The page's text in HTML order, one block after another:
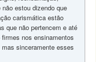
estou dizendo que
carismática estão
que não pertencem e até
nos ensinamentos
sinceramente esses